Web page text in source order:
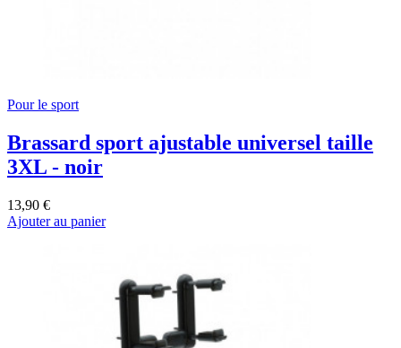
Pour le sport
Brassard sport ajustable universel taille
3XL - noir
13,90 €
Ajouter au panier